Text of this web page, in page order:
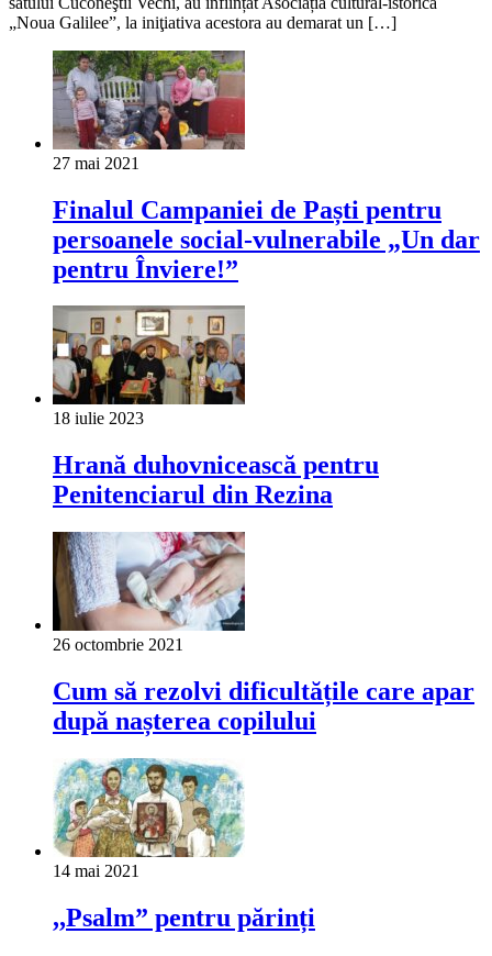
„Noua Galilee”, la iniţiativa acestora au demarat un […]
27 mai 2021
Finalul Campaniei de Paști pentru
persoanele social-vulnerabile „Un dar
pentru Înviere!”
18 iulie 2023
Hrană duhovnicească pentru
Penitenciarul din Rezina
26 octombrie 2021
Cum să rezolvi dificultățile care apar
după nașterea copilului
14 mai 2021
,,Psalm” pentru părinți